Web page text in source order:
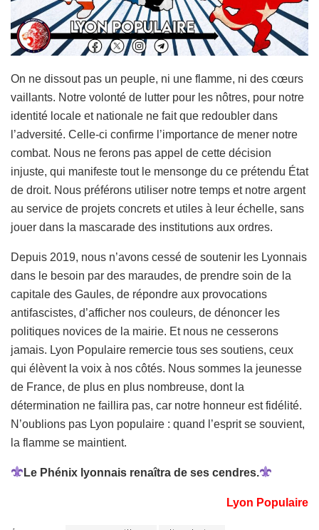
On ne dissout pas un peuple, ni une flamme, ni des cœurs
vaillants. Notre volonté de lutter pour les nôtres, pour notre
identité locale et nationale ne fait que redoubler dans
l’adversité. Celle-ci confirme l’importance de mener notre
combat. Nous ne ferons pas appel de cette décision
injuste, qui manifeste tout le mensonge du ce prétendu État
de droit. Nous préférons utiliser notre temps et notre argent
au service de projets concrets et utiles à leur échelle, sans
jouer dans la mascarade des institutions aux ordres.
Depuis 2019, nous n’avons cessé de soutenir les Lyonnais
dans le besoin par des maraudes, de prendre soin de la
capitale des Gaules, de répondre aux provocations
antifascistes, d’afficher nos couleurs, de dénoncer les
politiques novices de la mairie. Et nous ne cesserons
jamais. Lyon Populaire remercie tous ses soutiens, ceux
qui élèvent la voix à nos côtés. Nous sommes la jeunesse
de France, de plus en plus nombreuse, dont la
détermination ne faillira pas, car notre honneur est fidélité.
N’oublions pas Lyon populaire : quand l’esprit se souvient,
la flamme se maintient.
Le Phénix lyonnais renaîtra de ses cendres.
Lyon Populaire